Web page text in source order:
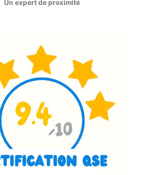
Un expert de proximité